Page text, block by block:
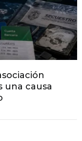
una causa